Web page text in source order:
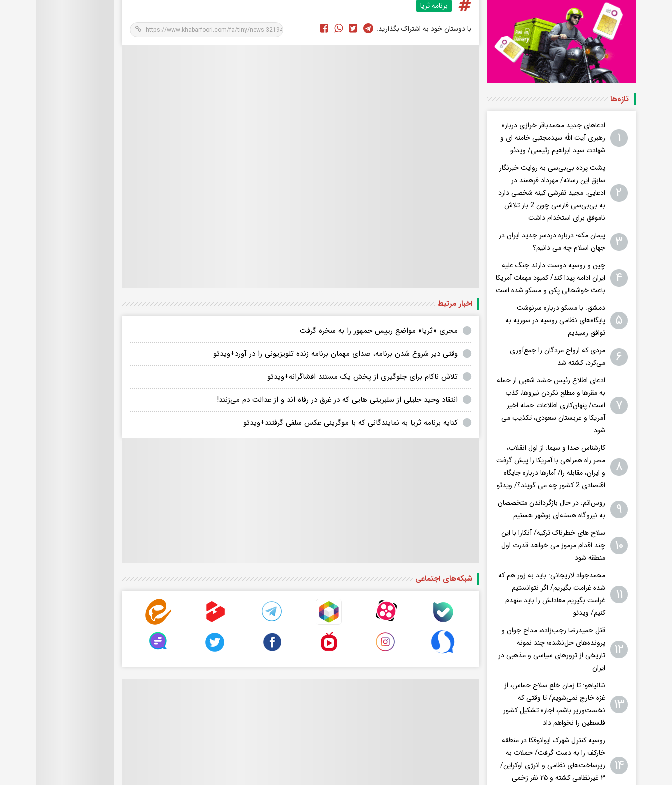
برنامه ثریا
با دوستان خود به اشتراک بگذارید:
اخبار مرتبط
مجری «ثریا» مواضع رییس جمهور را به سخره گرفت
وقتی دیر شروع شدن برنامه، صدای مهمان برنامه زنده تلویزیونی را در آورد+ویدئو
تلاش‌ ناکام برای جلوگیری از پخش یک مستند افشاگرانه+ویدئو
انتقاد وحید جلیلی از سلبریتی هایی که در غرق در رفاه اند و از عدالت دم می‌زنند!
کنایه برنامه ثریا به نمایندگانی که با موگرینی عکس سلفی گرفتند+ویدئو
شبکه‌های اجتماعی
تازه‌ها
۱
ادعاهای جدید محمدباقر خرازی درباره
رهبری آیت الله سیدمجتبی خامنه ای و
شهادت سید ابراهیم رئیسی/ ویدئو
۲
پشت پرده بی‌بی‌سی به روایت خبرنگار
سابق این رسانه/ مهرداد فرهمند در
ادعایی: مجید تفرشی کینه شخصی دارد
به بی‌بی‌سی فارسی چون 2 بار تلاش
ناموفق برای استخدام داشت
۳
پیمان مکه؛ درباره دردسر جدید ایران در
جهان اسلام چه می دانیم؟
۴
چین و روسیه دوست دارند جنگ علیه
ایران ادامه پیدا کند/ کمبود مهمات آمریکا
باعث خوشحالی پکن و مسکو شده است
۵
دمشق: با مسکو درباره سرنوشت
پایگاه‌های نظامی روسیه در سوریه به
توافق رسیدیم
۶
مردی که ارواح مردگان را جمع‌آوری
می‌کرد، کشته شد
۷
ادعای اطلاع رئیس حشد شعبی از حمله
به مقرها و مطلع نکردن نیروها، کذب
است/ پنهان‌کاری اطلاعات حمله اخیر
آمریکا و عربستان سعودی، تکذیب می
شود
۸
کارشناس صدا و سیما: از اول انقلاب،
مصر راه همراهی با آمریکا را پیش گرفت
و ایران، مقابله را/ آمارها درباره جایگاه
اقتصادی 2 کشور چه می گویند؟/ ویدئو
۹
روس‌اتم: در حال بازگرداندن متخصصان
به نیروگاه هسته‌ای بوشهر هستیم
۱۰
سلاح های خطرناک ترکیه/ آنکارا با این
چند اقدام مرموز می خواهد قدرت اول
منطقه شود
۱۱
محمدجواد لاریجانی: باید به زور هم که
شده غرامت بگیریم/ اگر نتوانستیم
غرامت بگیریم معادلش را باید منهدم
کنیم/ ویدئو
۱۲
قتل حمیدرضا رجب‌زاده، مداح جوان و
پرونده‌های حل‌نشده؛ چند نمونه
تاریخی از ترورهای سیاسی و مذهبی در
ایران
۱۳
نتانیاهو: تا زمان خلع سلاح حماس، از
غزه خارج نمی‌شویم/ تا وقتی که
نخست‌وزیر باشم، اجازه تشکیل کشور
فلسطین را نخواهم داد
۱۴
روسیه کنترل شهرک ایوانوفکا در منطقه
خارکف را به دست گرفت/ حملات به
زیرساخت‌های نظامی و انرژی اوکراین/
۳ غیرنظامی کشته و ۲۵ نفر زخمی